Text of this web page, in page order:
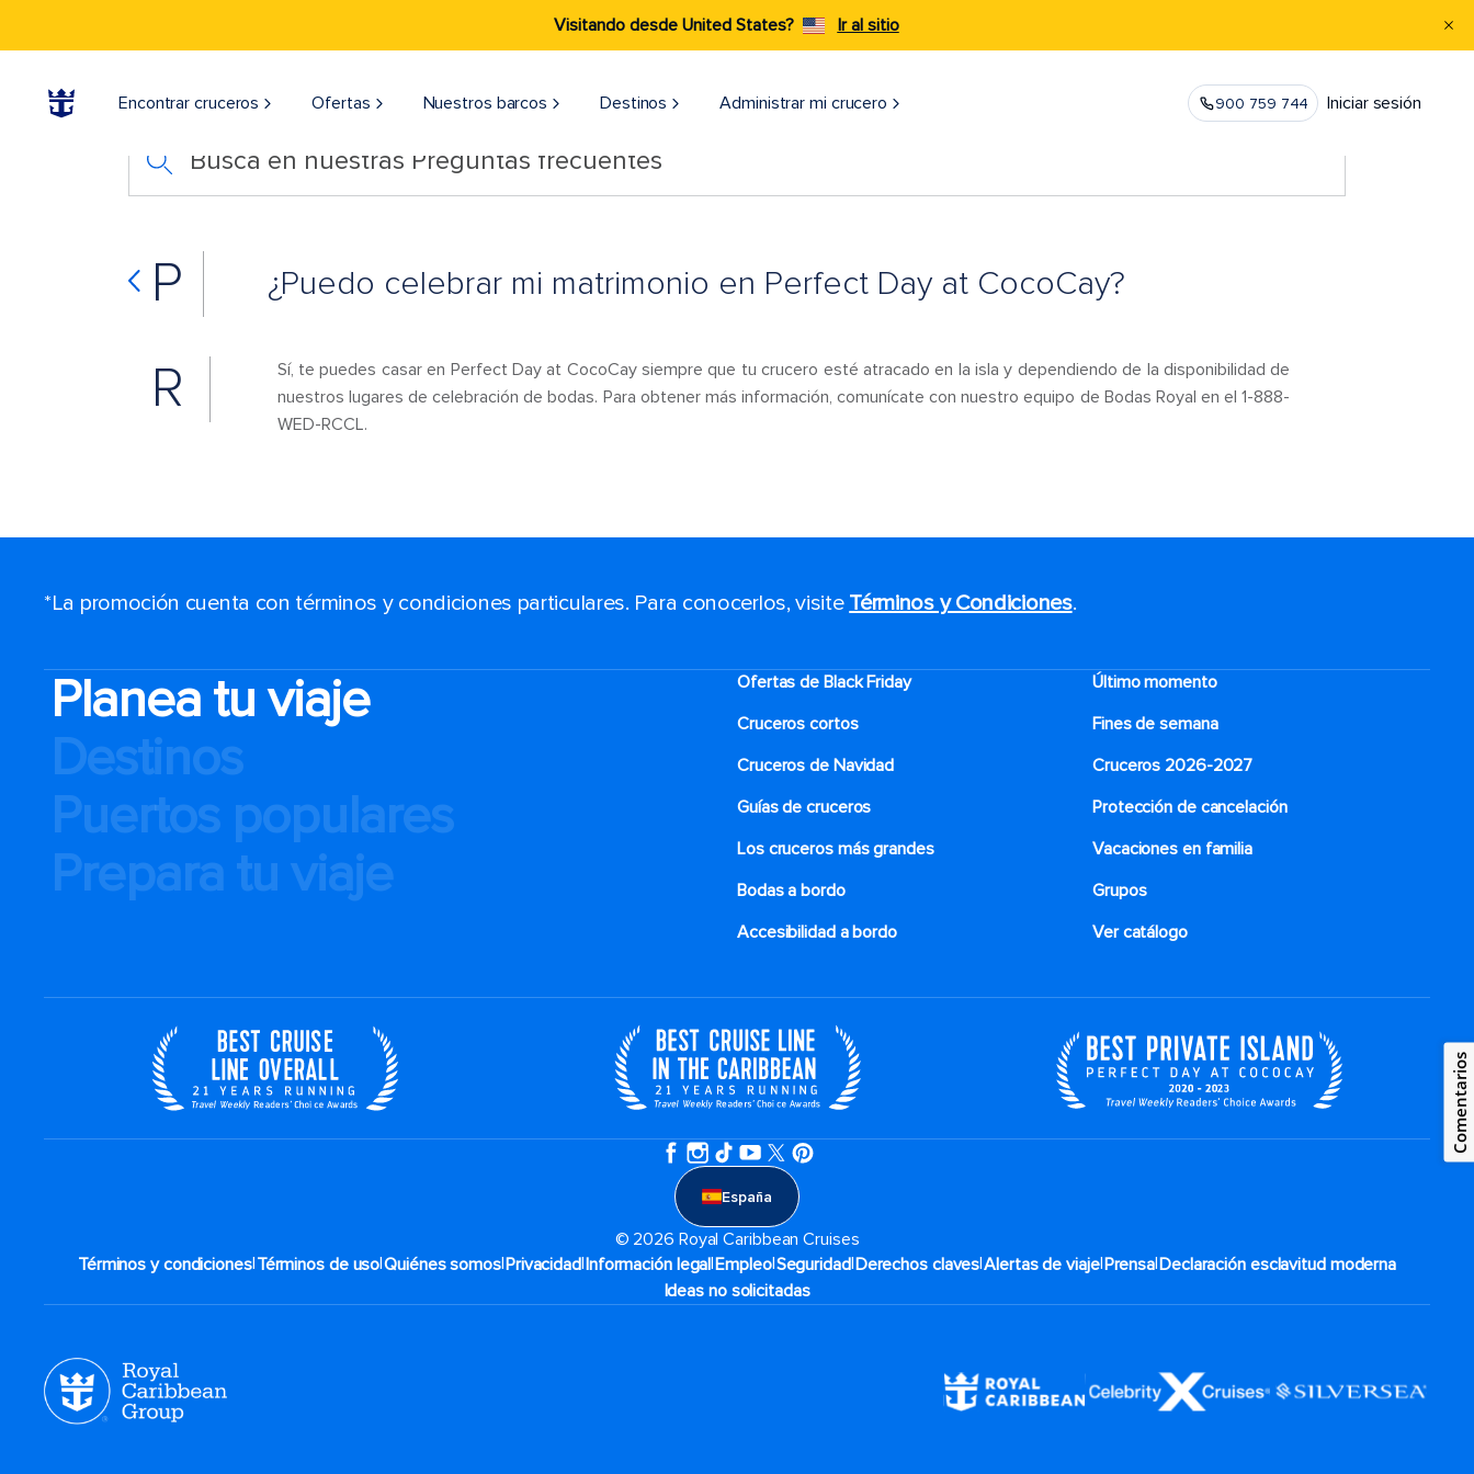
Visitando desde United States? Ir al sitio
Encontrar cruceros Ofertas Nuestros barcos Destinos Administrar mi crucero 900 759 744 Iniciar sesión
Busca en nuestras Preguntas frecuentes
P ¿Puedo celebrar mi matrimonio en Perfect Day at CocoCay?
R
Sí, te puedes casar en Perfect Day at CocoCay siempre que tu crucero esté atracado en la isla y dependiendo de la disponibilidad de
nuestros lugares de celebración de bodas. Para obtener más información, comunícate con nuestro equipo de Bodas Royal en el 1-888-
WED-RCCL.
*La promoción cuenta con términos y condiciones particulares. Para conocerlos, visite Términos y Condiciones.
Planea tu viaje
Destinos
Puertos populares
Prepara tu viaje
Ofertas de Black Friday
Último momento
Cruceros cortos
Fines de semana
Cruceros de Navidad
Cruceros 2026-2027
Guías de cruceros
Protección de cancelación
Los cruceros más grandes
Vacaciones en familia
Bodas a bordo
Grupos
Accesibilidad a bordo
Ver catálogo
España
© 2026 Royal Caribbean Cruises
Términos y condiciones|Términos de uso|Quiénes somos|Privacidad|Información legal|Empleo|Seguridad|Derechos claves|Alertas de viaje|Prensa|Declaración esclavitud moderna
Ideas no solicitadas
Comentarios